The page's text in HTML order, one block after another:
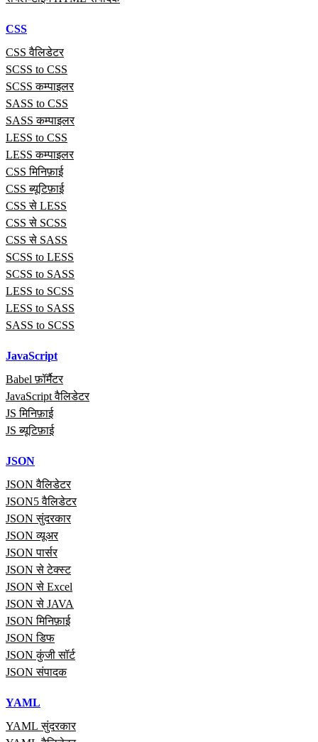
CSS
CSS वैलिडेटर
SCSS to CSS
SCSS कम्पाइलर
SASS to CSS
SASS कम्पाइलर
LESS to CSS
LESS कम्पाइलर
CSS मिनिफ़ाई
CSS ब्यूटिफ़ाई
CSS से LESS
CSS से SCSS
CSS से SASS
SCSS to LESS
SCSS to SASS
LESS to SCSS
LESS to SASS
SASS to SCSS
JavaScript
Babel फ़ॉर्मैटर
JavaScript वैलिडेटर
JS मिनिफ़ाई
JS ब्यूटिफ़ाई
JSON
JSON वैलिडेटर
JSON5 वैलिडेटर
JSON सुंदरकार
JSON व्यूअर
JSON पार्सर
JSON से टेक्स्ट
JSON से Excel
JSON से JAVA
JSON मिनिफ़ाई
JSON डिफ
JSON कुंजी सॉर्ट
JSON संपादक
YAML
YAML सुंदरकार